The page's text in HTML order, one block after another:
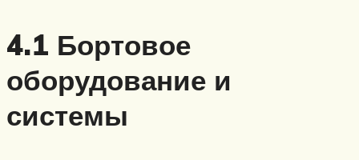
4.1 Бортовое
оборудование и
системы